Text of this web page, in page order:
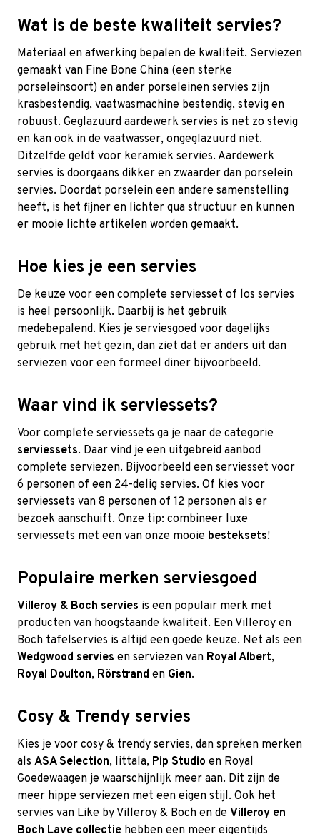
Wat is de beste kwaliteit servies?
Materiaal en afwerking bepalen de kwaliteit. Serviezen
gemaakt van Fine Bone China (een sterke
porseleinsoort) en ander porseleinen servies zijn
krasbestendig, vaatwasmachine bestendig, stevig en
robuust. Geglazuurd aardewerk servies is net zo stevig
en kan ook in de vaatwasser, ongeglazuurd niet.
Ditzelfde geldt voor keramiek servies. Aardewerk
servies is doorgaans dikker en zwaarder dan porselein
servies. Doordat porselein een andere samenstelling
heeft, is het fijner en lichter qua structuur en kunnen
er mooie lichte artikelen worden gemaakt.
Hoe kies je een servies
De keuze voor een complete serviesset of los servies
is heel persoonlijk. Daarbij is het gebruik
medebepalend. Kies je serviesgoed voor dagelijks
gebruik met het gezin, dan ziet dat er anders uit dan
serviezen voor een formeel diner bijvoorbeeld.
Waar vind ik serviessets?
Voor complete serviessets ga je naar de categorie
serviessets. Daar vind je een uitgebreid aanbod
complete serviezen. Bijvoorbeeld een serviesset voor
6 personen of een 24-delig servies. Of kies voor
serviessets van 8 personen of 12 personen als er
bezoek aanschuift. Onze tip: combineer luxe
serviessets met een van onze mooie besteksets!
Populaire merken serviesgoed
Villeroy & Boch servies is een populair merk met
producten van hoogstaande kwaliteit. Een Villeroy en
Boch tafelservies is altijd een goede keuze. Net als een
Wedgwood servies en serviezen van Royal Albert,
Royal Doulton, Rörstrand en Gien.
Cosy & Trendy servies
Kies je voor cosy & trendy servies, dan spreken merken
als ASA Selection, Iittala, Pip Studio en Royal
Goedewaagen je waarschijnlijk meer aan. Dit zijn de
meer hippe serviezen met een eigen stijl. Ook het
servies van Like by Villeroy & Boch en de Villeroy en
Boch Lave collectie hebben een meer eigentijds